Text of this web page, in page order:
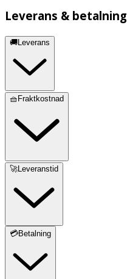
Leverans & betalning
🚚Leverans
🧺Fraktkostnad
🚀Leveranstid
💳Betalning